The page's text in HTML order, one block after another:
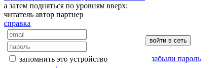
а затем подняться по уровням вверх:
читатель автор партнер
справка
запомнить это устройство
забыли пароль